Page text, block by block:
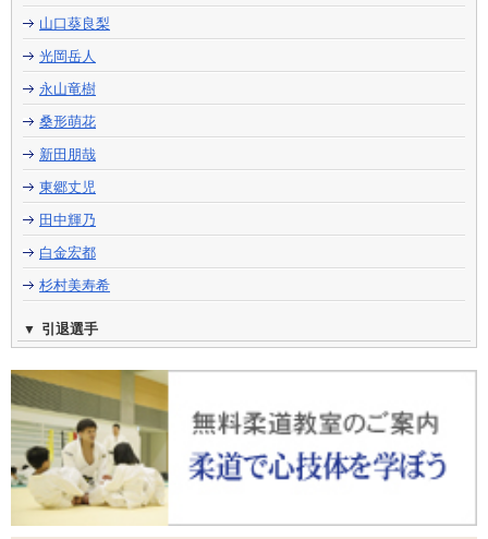
山口葵良梨
光岡岳人
永山竜樹
桑形萌花
新田朋哉
東郷丈児
田中輝乃
白金宏都
杉村美寿希
引退選手